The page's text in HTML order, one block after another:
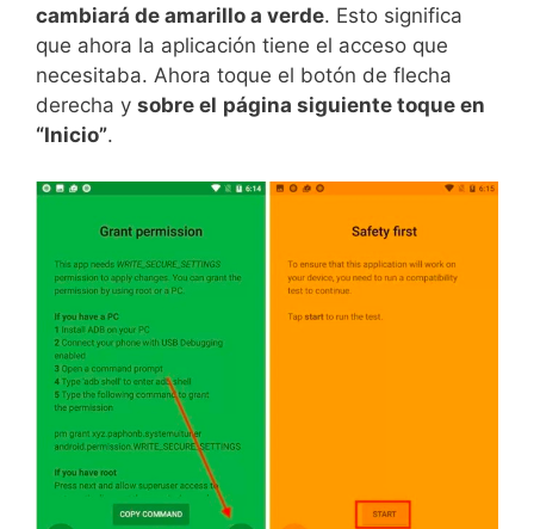
cambiará de amarillo a verde. Esto significa
que ahora la aplicación tiene el acceso que
necesitaba. Ahora toque el botón de flecha
derecha y sobre el página siguiente toque en
“Inicio”.